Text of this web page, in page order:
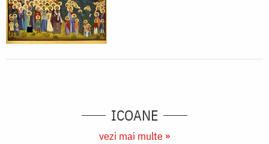
ICOANE
vezi mai multe »